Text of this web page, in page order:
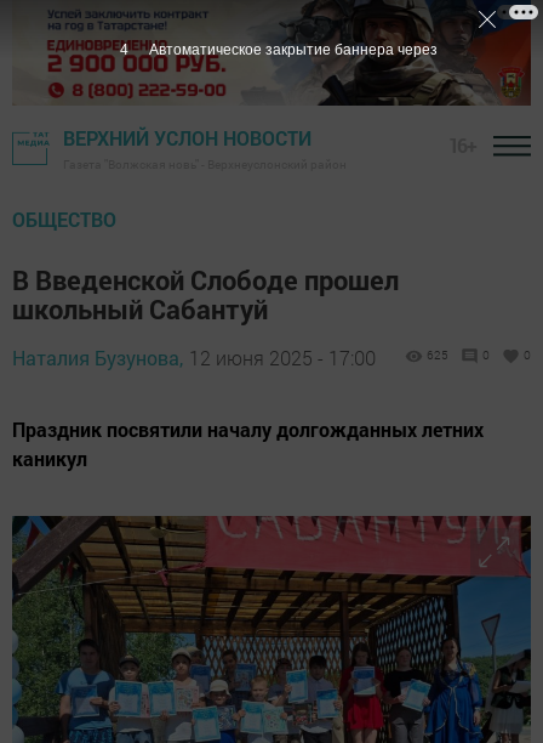
ВЕРХНИЙ УСЛОН НОВОСТИ
ОБЩЕСТВО
В Введенской Слободе прошел
школьный Сабантуй
Наталия Бузунова, 12 июня 2025 - 17:00 625 0 0
Праздник посвятили началу долгожданных летних
каникул
2 Автоматическое закрытие баннера через